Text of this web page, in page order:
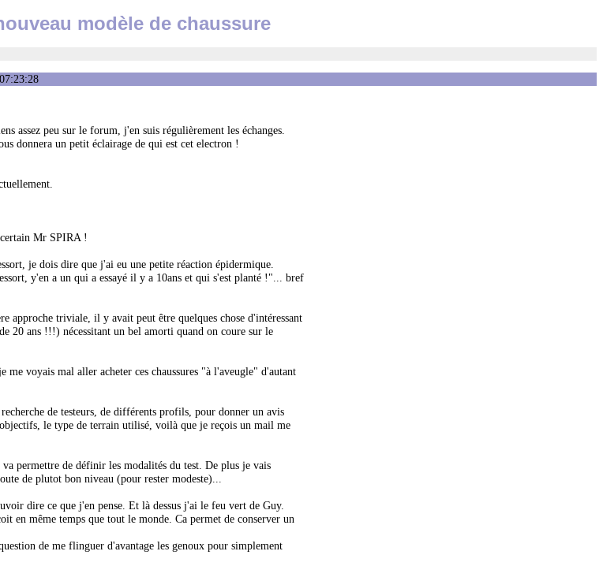
modèle de chaussure
assez peu sur le forum, j'en suis régulièrement les échanges.
donnera un petit éclairage de qui est cet electron !
Mr SPIRA !
je dois dire que j'ai eu une petite réaction épidermique.
y'en a un qui a essayé il y a 10ans et qui s'est planté !"... bref
approche triviale, il y avait peut être quelques chose d'intéressant
20 ans !!!) nécessitant un bel amorti quand on coure sur le
me voyais mal aller acheter ces chaussures "à l'aveugle" d'autant
de testeurs, de différents profils, pour donner un avis
le type de terrain utilisé, voilà que je reçois un mail me
permettre de définir les modalités du test. De plus je vais
de plutot bon niveau (pour rester modeste)...
dire ce que j'en pense. Et là dessus j'ai le feu vert de Guy.
en même temps que tout le monde. Ca permet de conserver un
de me flinguer d'avantage les genoux pour simplement